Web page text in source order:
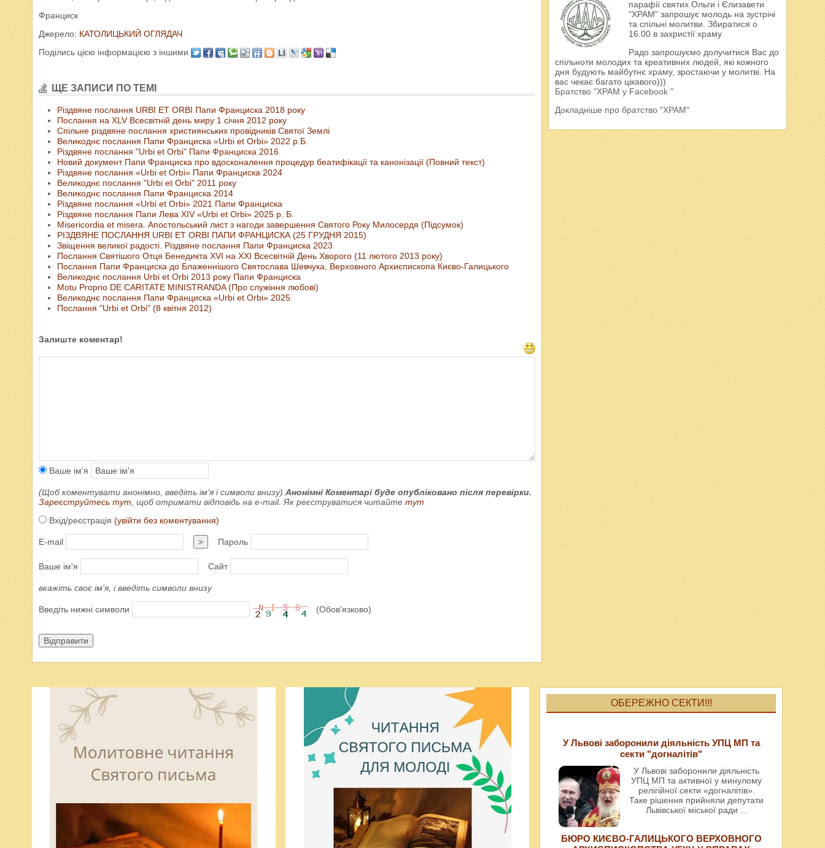
Франциск
Джерело: КАТОЛИЦЬКИЙ ОГЛЯДАЧ
Поділись цією інформацією з іншими
ЩЕ ЗАПИСИ ПО ТЕМІ
Різдвяне послання URBI ET ORBI Папи Франциска 2018 року
Послання на XLV Всесвітній день миру 1 січня 2012 року
Спільне різдвяне послання християнських провідників Святої Землі
Великоднє послання Папи Франциска «Urbi et Orbi» 2022 р.Б.
Різдвяне послання "Urbi et Orbi" Папи Франциска 2016
Новий документ Папи Франциска про вдосконалення процедур беатифікації та канонізації (Повний текст)
Різдвяне послання «Urbi et Orbi» Папи Франциска 2024
Великоднє послання "Urbi et Orbi" 2011 року
Великоднє послання Папи Франциска 2014
Різдвяне послання «Urbi et Orbi» 2021 Папи Франциска
Різдвяне послання Папи Лева ХІV «Urbi et Orbi» 2025 р. Б.
Misericordia et misera. Апостольський лист з нагоди завершення Святого Року Милосердя (Підсумок)
РІЗДВЯНЕ ПОСЛАННЯ URBI ET ORBI ПАПИ ФРАНЦИСКА (25 ГРУДНЯ 2015)
Звіщення великої радості. Різдвяне послання Папи Франциска 2023
Послання Святішого Отця Бенедикта XVI на ХХІ Всесвітній День Хворого (11 лютого 2013 року)
Послання Папи Франциска до Блаженнішого Святослава Шевчука, Верховного Архиєпископа Києво-Галицького
Великоднє послання Urbi et Orbi 2013 року Папи Франциска
Motu Proprio DE CARITATE MINISTRANDA (Про служіння любові)
Великоднє послання Папи Франциска «Urbi et Orbi» 2025
Послання "Urbi et Orbi" (8 квітня 2012)
Залиште коментар!
Ваше ім'я
(Щоб коментувати анонімно, введіть ім'я і символи внизу).Анонімні Коментарі буде опубліковано після перевірки.
Зареєструйтесь тут, щоб отримати відповідь на e-mail. Як реєструватися читайте тут
Вхід/реєстрація (увійти без коментування)
E-mail > Пароль
Ваше ім'я Сайт
вкажіть своє ім'я, і введіть символи внизу
Введіть нижні символи (Обов'язково)
Відправити
парафії святих Ольги і Єлизавети
"ХРАМ" запрошує молодь на зустрічі
та спільні молитви. Збиратися о
16.00 в захристії храму
Радо запрошуємо долучитися Вас до
спільноти молодих та креативних людей, які кожного
дня будують майбутнє храму, зростаючи у молитві. На
вас чекає багато цікавого)))
Братство "ХРАМ у Facebook "
Докладніше про братство "ХРАМ"
ОБЕРЕЖНО СЕКТИ!!!
У Львові заборонили діяльність УПЦ МП та
секти "догналітів"
У Львові заборонили діяльність
УПЦ МП та активної у минулому
релігійної секти «догналітів».
Таке рішення прийняли депутати
Львівської міської ради
БЮРО КИЄВО-ГАЛИЦЬКОГО ВЕРХОВНОГО